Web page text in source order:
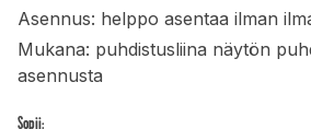
Asennus: helppo asentaa ilman
Mukana: puhdistusliina näytön
asennusta
Sopii: